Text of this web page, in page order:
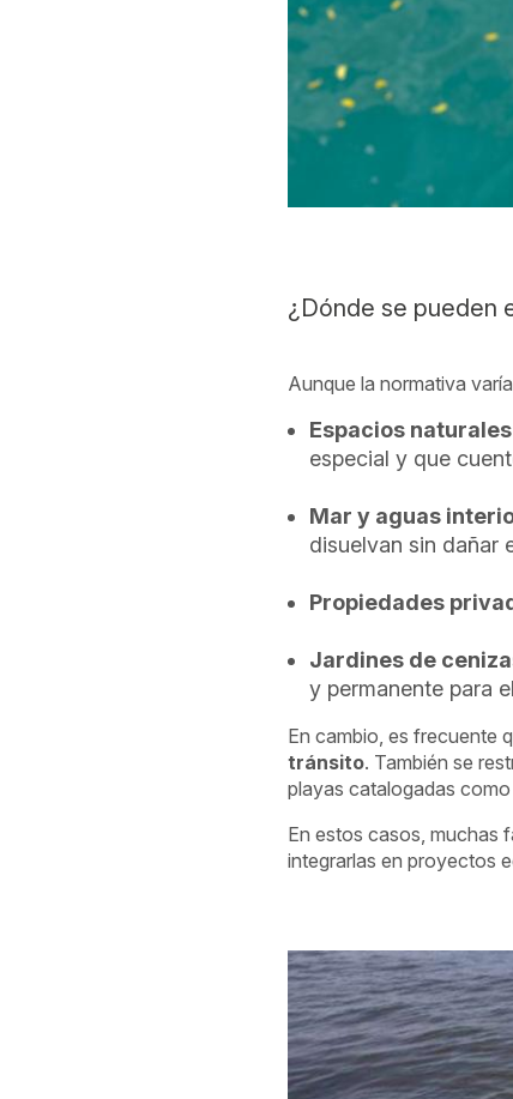
¿Dónde se pueden
Aunque la normativa
Espacios
especial y que
Mar y aguas
disuelvan sin dañar
Propiedades
Jardines de
y permanente para
En cambio, es frecuente
tránsito. También se
playas catalogadas
En estos casos, muchas
integrarlas en proyectos